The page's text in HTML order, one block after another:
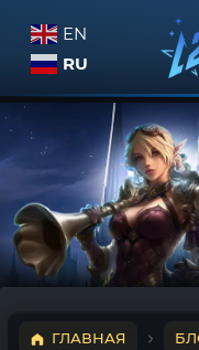
EN
RU
ГЛАВНАЯ